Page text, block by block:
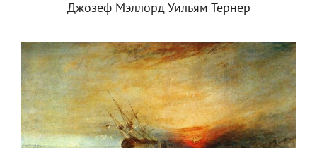
Джозеф Мэллорд Уильям Тернер